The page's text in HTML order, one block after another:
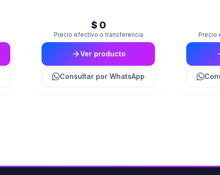
$ 0
Precio efectivo o transferencia
Ver producto
Consultar por WhatsApp
Precio